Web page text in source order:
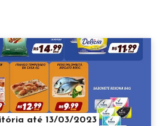
até 13/03/2023